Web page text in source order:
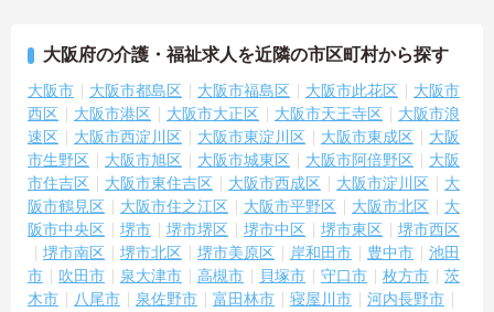
大阪府の介護・福祉求人を近隣の市区町村から探す
大阪市 大阪市都島区 大阪市福島区 大阪市此花区
大阪市
西区
大阪市港区 大阪市大正区 大阪市天王寺区
大阪市浪
速区
大阪市西淀川区 大阪市東淀川区 大阪市東成区
大阪
市生野区
大阪市旭区 大阪市城東区 大阪市阿倍野区
大阪
市住吉区
大阪市東住吉区 大阪市西成区 大阪市淀川区
大
阪市鶴見区
大阪市住之江区 大阪市平野区 大阪市北区
大
阪市中央区
堺市 堺市堺区 堺市中区 堺市東区
堺市西区
堺市南区
堺市北区 堺市美原区 岸和田市 豊中市
池田
市
吹田市 泉大津市 高槻市 貝塚市 守口市 枚方市
茨
木市
八尾市 泉佐野市 富田林市 寝屋川市
河内長野市